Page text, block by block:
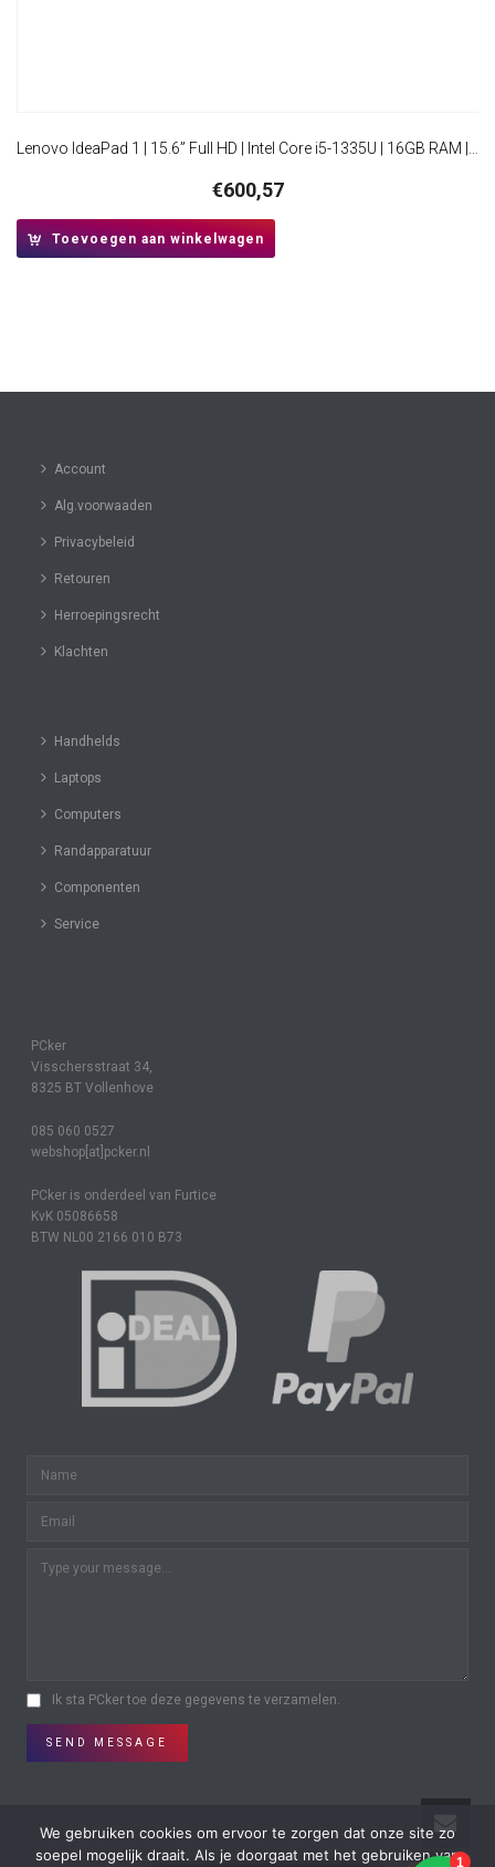
€600,57
Toevoegen aan winkelwagen
Account
Alg.voorwaaden
Privacybeleid
Retouren
Herroepingsrecht
Klachten
Handhelds
Laptops
Computers
Randapparatuur
Componenten
Service
PCker
Visschersstraat 34,
8325 BT Vollenhove
085 060 0527
webshop[at]pcker.nl
PCker is onderdeel van Furtice
KvK 05086658
BTW NL00 2166 010 B73
Ik sta PCker toe deze gegevens te verzamelen.
SEND MESSAGE
We gebruiken cookies om ervoor te zorgen dat onze site zo
soepel mogelijk draait. Als je doorgaat met het gebruiken van